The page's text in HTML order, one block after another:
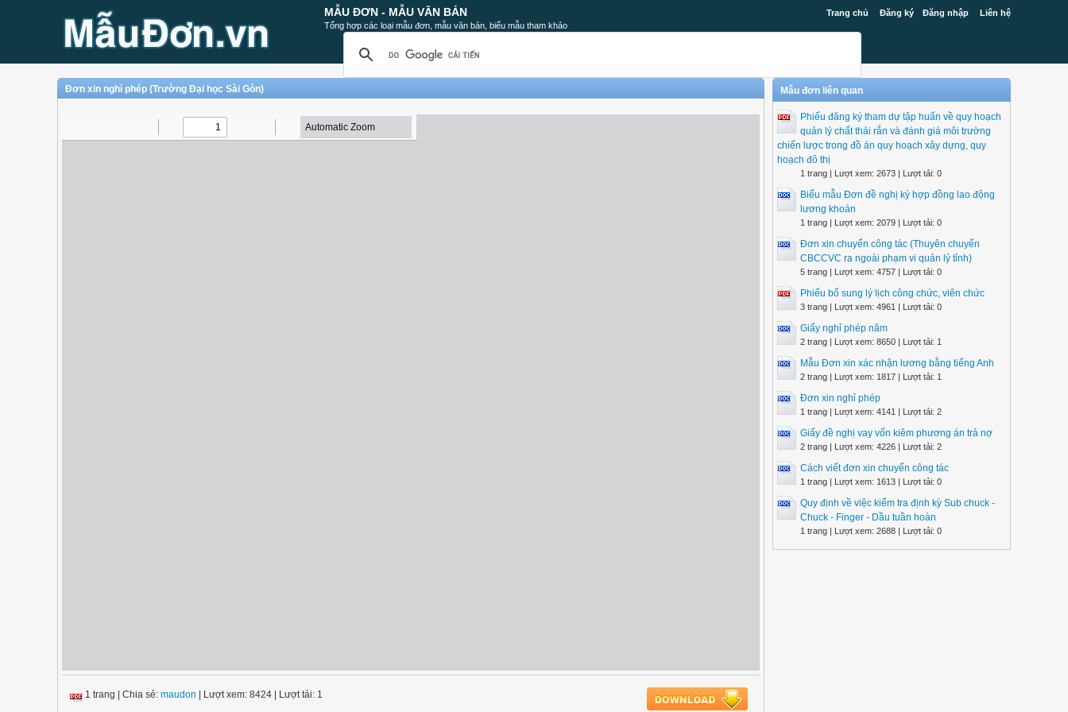
Trang chủ Đăng ký Đăng nhập Liên hệ
MẪU ĐƠN - MẪU VĂN BẢN
Tổng hợp các loại mẫu đơn, mẫu văn bản, biểu mẫu tham khảo
Đơn xin nghỉ phép (Trường Đại học Sài Gòn)
1 trang Chia sẻ: maudon | Lượt xem: 8424 | Lượt tải: 1
Mẫu đơn liên quan
Phiếu đăng ký tham dự tập huấn về quy hoạch
quản lý chất thải rắn và đánh giá môi trường
chiến lược trong đồ án quy hoạch xây dựng, quy
hoạch đô thị
1 trang | Lượt xem: 2673 | Lượt tải: 0
Biểu mẫu Đơn đề nghị ký hợp đồng lao động
lương khoán
1 trang | Lượt xem: 2079 | Lượt tải: 0
Đơn xin chuyển công tác (Thuyên chuyển
CBCCVC ra ngoài phạm vi quản lý tỉnh)
5 trang | Lượt xem: 4757 | Lượt tải: 0
Phiếu bổ sung lý lịch công chức, viên chức
3 trang | Lượt xem: 4961 | Lượt tải: 0
Giấy nghỉ phép năm
2 trang | Lượt xem: 8650 | Lượt tải: 1
Mẫu Đơn xin xác nhận lương bằng tiếng Anh
2 trang | Lượt xem: 1817 | Lượt tải: 1
Đơn xin nghỉ phép
1 trang | Lượt xem: 4141 | Lượt tải: 2
Giấy đề nghị vay vốn kiêm phương án trả nợ
2 trang | Lượt xem: 4226 | Lượt tải: 2
Cách viết đơn xin chuyển công tác
1 trang | Lượt xem: 1613 | Lượt tải: 0
Quy định về việc kiểm tra định kỳ Sub chuck -
Chuck - Finger - Dầu tuần hoàn
1 trang | Lượt xem: 2688 | Lượt tải: 0